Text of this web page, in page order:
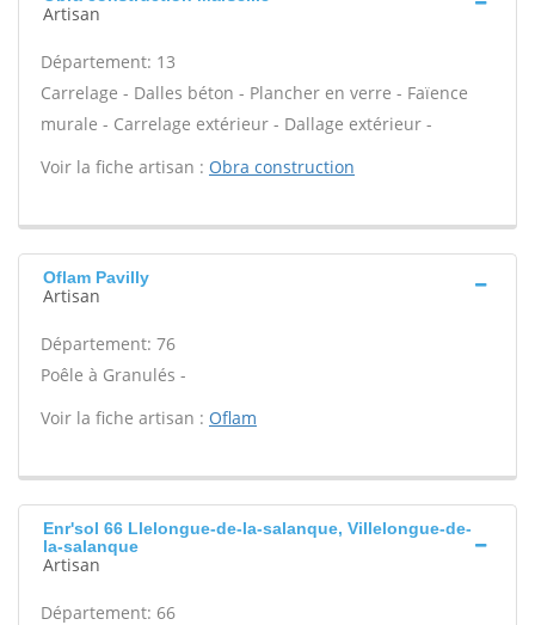
Artisan
Département: 13
Carrelage - Dalles béton - Plancher en verre - Faïence
murale - Carrelage extérieur - Dallage extérieur -
Voir la fiche artisan : Obra construction
Oflam Pavilly
Artisan
Département: 76
Poêle à Granulés -
Voir la fiche artisan : Oflam
Enr'sol 66 Llelongue-de-la-salanque, Villelongue-de-
la-salanque
Artisan
Département: 66